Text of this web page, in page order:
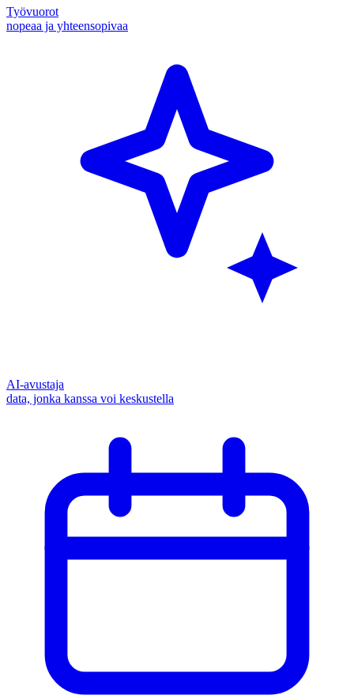
Työvuorot
nopeaa ja yhteensopivaa
AI-avustaja
data, jonka kanssa voi keskustella